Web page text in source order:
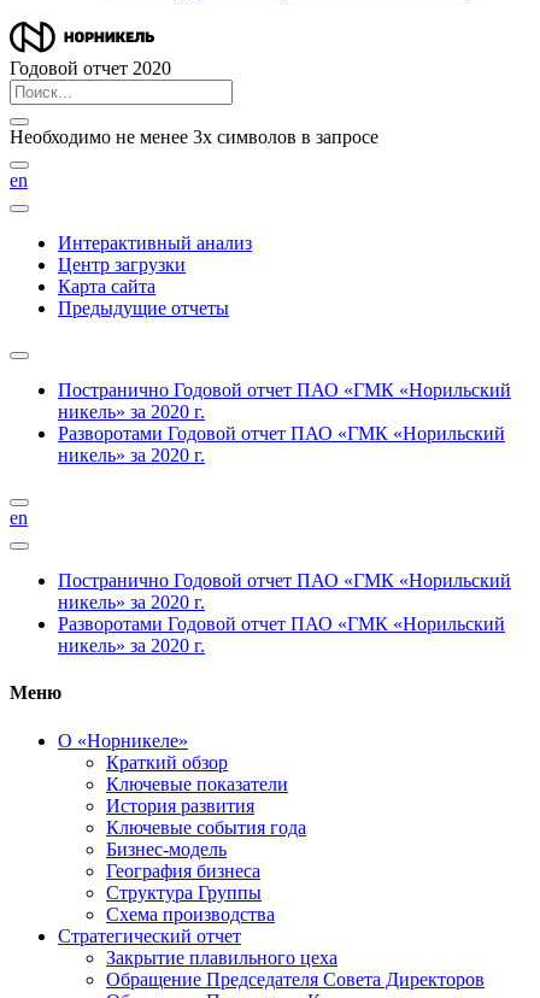
Годовой отчет 2020
Необходимо не менее 3х символов в запросе
en
Интерактивный анализ
Центр загрузки
Карта сайта
Предыдущие отчеты
Постранично Годовой отчет ПАО «ГМК «Норильский
никель» за 2020 г.
Разворотами Годовой отчет ПАО «ГМК «Норильский
никель» за 2020 г.
en
Постранично Годовой отчет ПАО «ГМК «Норильский
никель» за 2020 г.
Разворотами Годовой отчет ПАО «ГМК «Норильский
никель» за 2020 г.
Меню
О «Норникеле»
Краткий обзор
Ключевые показатели
История развития
Ключевые события года
Бизнес-модель
География бизнеса
Структура Группы
Схема производства
Стратегический отчет
Закрытие плавильного цеха
Обращение Председателя Совета Директоров